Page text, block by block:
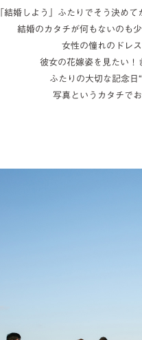
「結婚しよう」ふたりでそう決め
結婚のカタチが何もないのも
女性の憧れのドレ
彼女の花嫁姿を見たい！
ふたりの大切な記念日
写真というカタチで